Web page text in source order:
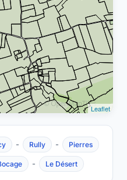
Leaflet
- Rully - Pierres
- Le Désert